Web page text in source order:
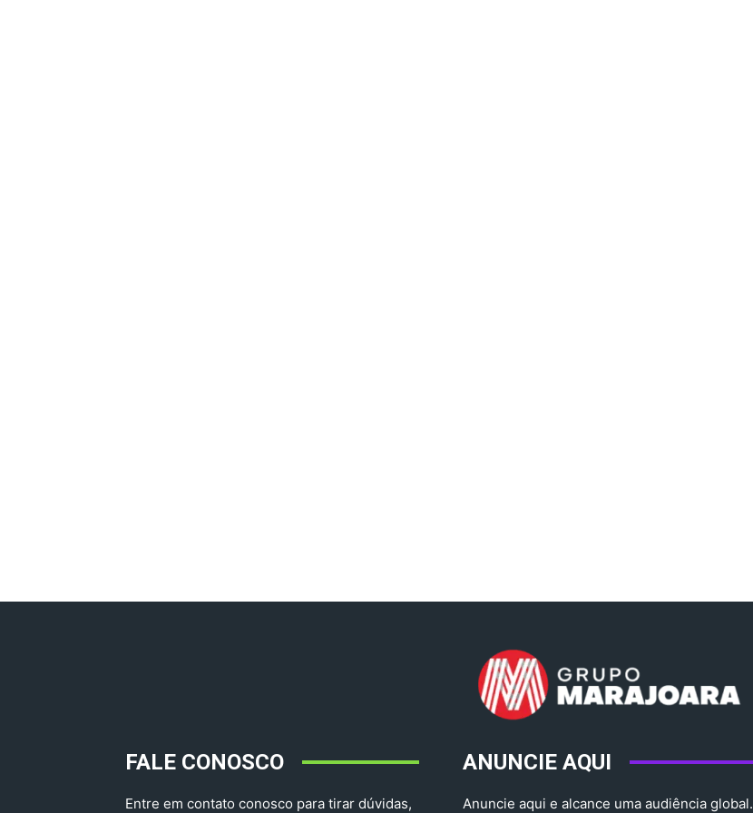
FALE CONOSCO
Entre em contato conosco para tirar dúvidas,
ANUNCIE AQUI
Anuncie aqui e alcance uma audiência global.